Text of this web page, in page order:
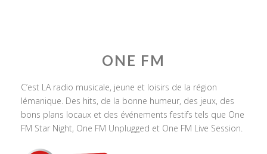
ONE FM
C’est LA radio musicale, jeune et loisirs de la région
lémanique. Des hits, de la bonne humeur, des jeux, des
bons plans locaux et des événements festifs tels que One
FM Star Night, One FM Unplugged et One FM Live Session.